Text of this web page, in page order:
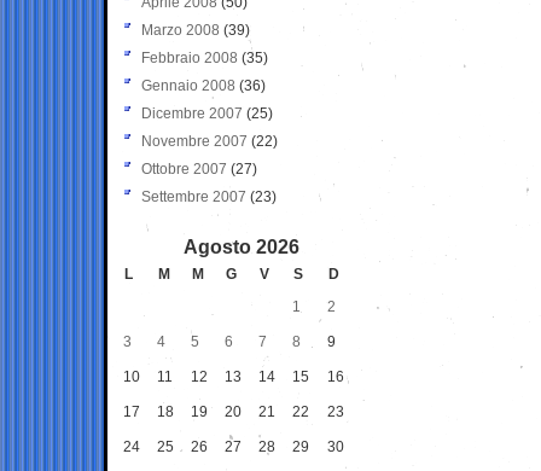
Marzo 2008 (39)
Febbraio 2008 (35)
Gennaio 2008 (36)
Dicembre 2007 (25)
Novembre 2007 (22)
Ottobre 2007 (27)
Settembre 2007 (23)
Agosto 2026
L M M G V S
D
1
2
3 4 5 6 7 8 9
10 11 12 13 14 15 16
17 18 19 20 21 22 23
24 25 26 27 28 29 30